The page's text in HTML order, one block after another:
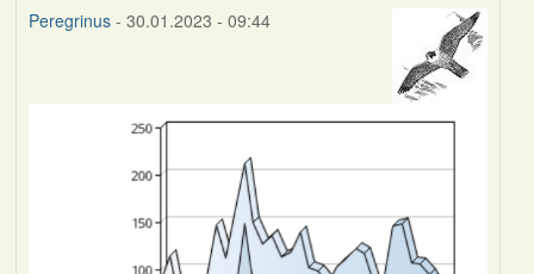
Peregrinus- 30.01.2023 - 09:44